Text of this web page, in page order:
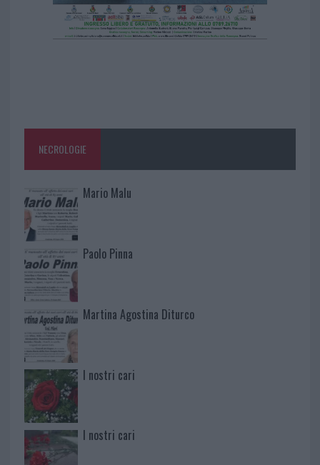
NECROLOGIE
Mario Malu
Paolo Pinna
Martina Agostina Diturco
I nostri cari
I nostri cari